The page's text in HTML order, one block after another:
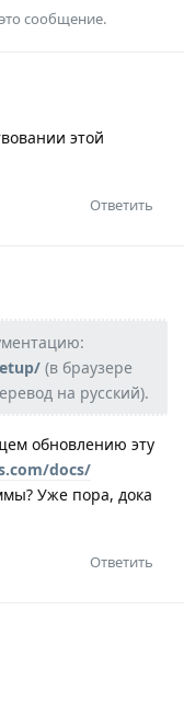
сообщение.
этой
Ответить
(в браузере
на русский).
обновлению эту
docs/
Уже пора, дока
Ответить